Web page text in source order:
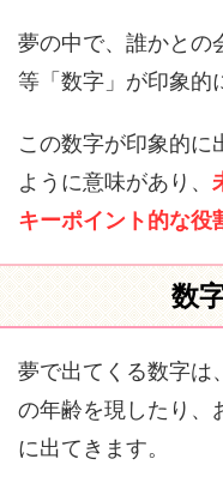
夢の中で、誰かとの
等「数字」が印象的
この数字が印象的に
ように意味があり、
キーポイント的な役
数
夢で出てくる数字は
の年齢を現したり、
に出てきます。